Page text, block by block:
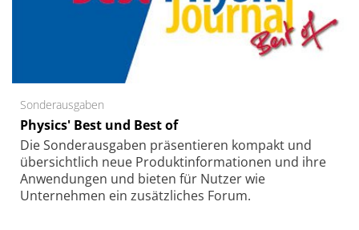
Sonderausgaben
Physics' Best und Best of
Die Sonder­ausgaben präsentieren kompakt und
übersichtlich neue Produkt­informationen und ihre
Anwendungen und bieten für Nutzer wie
Unternehmen ein zusätzliches Forum.